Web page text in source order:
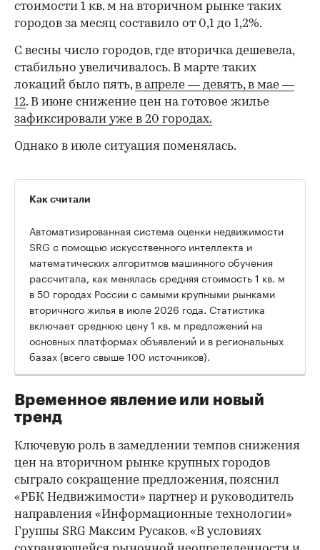
стоимости 1 кв. м на вторичном рынке таких
городов за месяц составило от 0,1 до 1,2%.
С весны число городов, где вторичка дешевела,
стабильно увеличивалось. В марте таких
локаций было пять,в апреле — девять,в мае —
12. В июне снижение цен на готовое жилье
зафиксировали уже в 20 городах.
Однако в июле ситуация поменялась.
00:00 / 00:00
Как считали
Автоматизированная система оценки недвижимости
SRG с помощью искусственного интеллекта и
математических алгоритмов машинного обучения
рассчитала, как менялась средняя стоимость 1 кв. м
в 50 городах России с самыми крупными рынками
вторичного жилья в июле 2026 года. Статистика
включает среднюю цену 1 кв. м предложений на
основных платформах объявлений и в региональных
базах (всего свыше 100 источников).
Временное явление или новый
тренд
Ключевую роль в замедлении темпов снижения
цен на вторичном рынке крупных городов
сыграло сокращение предложения, пояснил
«РБК Недвижимости» партнер и руководитель
направления «Информационные технологии»
Группы SRG Максим Русаков. «В условиях